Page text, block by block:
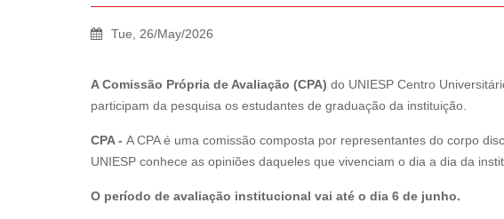
Tue, 26/May/2026
A Comissão Própria de Avaliação (CPA) do UNIESP Centro
participam da pesquisa os estudantes de graduação da instituição.
CPA - A CPA é uma comissão composta por representantes do corpo
UNIESP conhece as opiniões daqueles que vivenciam o dia a dia da
O período de avaliação institucional vai até o dia 6 de junho.